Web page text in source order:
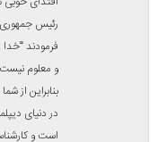
قرن بیست
سلام.خسته
جامع و کامل